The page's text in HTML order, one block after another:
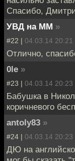
Спасибо,
УВД на ММ »
#22 | 04.03.14 20:21
Отлично,
0le »
#23 | 04.03.14 20:23
Бабушка в
коричневого
antoly83 »
#24 | 04.03.14 20:23
ДЮ на